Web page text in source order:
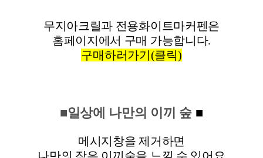
무지아크릴과 전용화이트마커펜은
홈페이지에서 구매 가능합니다.
구매하러가기(클릭)
■일상에 나만의 이끼 숲 ■
메시지창을 제거하면